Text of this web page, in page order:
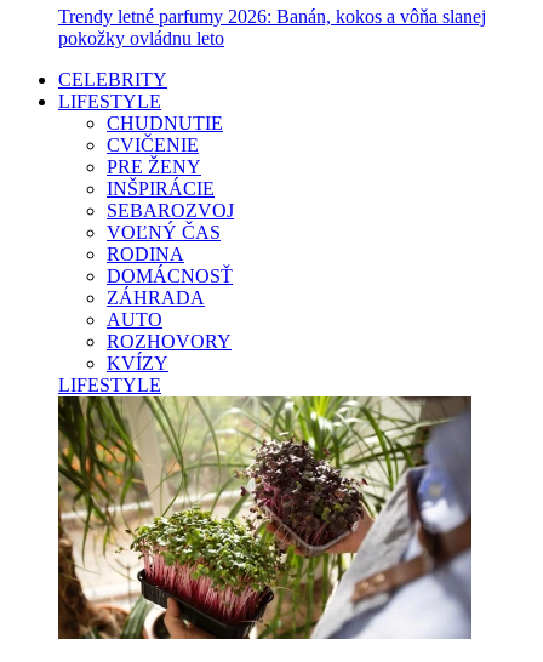
Trendy letné parfumy 2026: Banán, kokos a vôňa slanej
pokožky ovládnu leto
CELEBRITY
LIFESTYLE
CHUDNUTIE
CVIČENIE
PRE ŽENY
INŠPIRÁCIE
SEBAROZVOJ
VOĽNÝ ČAS
RODINA
DOMÁCNOSŤ
ZÁHRADA
AUTO
ROZHOVORY
KVÍZY
LIFESTYLE